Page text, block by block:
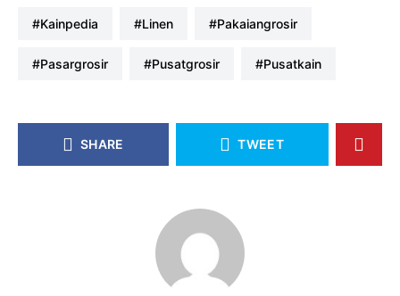
#kainpedia #linen #pakaiangrosir
#pasargrosir #pusatgrosir #pusatkain
SHARE TWEET